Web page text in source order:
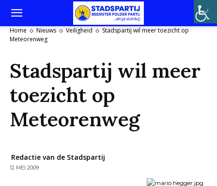
Home Nieuws Veiligheid
Stadspartij wil meer toezicht op
Meteorenweg
Stadspartij wil meer
toezicht op
Meteorenweg
Redactie van de Stadspartij
12 MEI 2009